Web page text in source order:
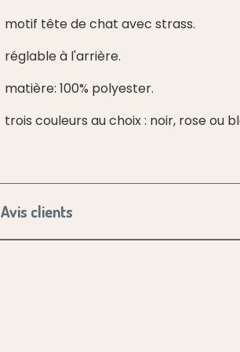
motif tête de chat avec strass.
réglable à l'arrière.
matière: 100% polyester.
trois couleurs au choix : noir, rose ou
Avis clients